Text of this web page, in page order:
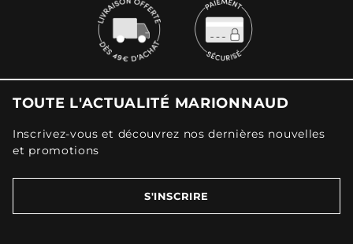
TOUTE L'ACTUALITÉ MARIONNAUD
Inscrivez-vous et découvrez nos dernières nouvelles
et promotions
S'INSCRIRE